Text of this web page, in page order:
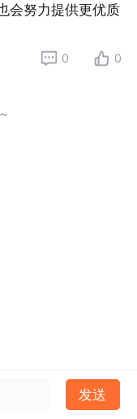
会努力提供更优质
0 0
发送